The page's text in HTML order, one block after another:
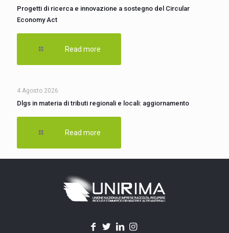
Progetti di ricerca e innovazione a sostegno del Circular
Economy Act
Read more
4 Agosto 2026
Dlgs in materia di tributi regionali e locali: aggiornamento
Read more